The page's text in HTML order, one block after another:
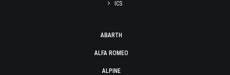
ICS
ABARTH
ALFA ROMEO
ALPINE